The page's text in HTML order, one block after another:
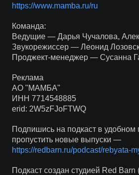
https://www.mamba.ru/ru
Команда:
Ведущие — Дарья Чучалова,
Звукорежиссер — Леонид
Проджект-менеджер — Сусанна
Реклама
АО "МАМБА"
ИНН 7714548885
erid: 2W5zFJoFTWQ
Подпишись на подкаст в удобном
пропустить новые выпуски —
https://redbarn.ru/podcast/rebyata-
Подкаст создан студией Red